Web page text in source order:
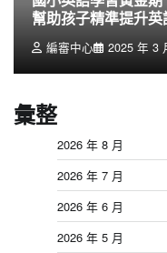
幫助孩子精準提升
編審中心 2025 年 3
彙整
2026 年 8 月
2026 年 7 月
2026 年 6 月
2026 年 5 月